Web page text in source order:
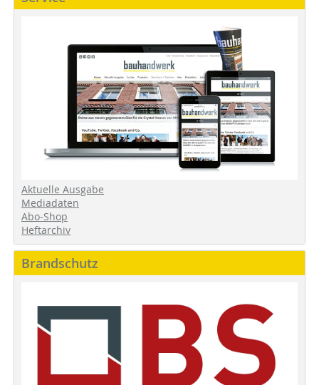
Aktuelle Ausgabe
Mediadaten
Abo-Shop
Heftarchiv
Brandschutz